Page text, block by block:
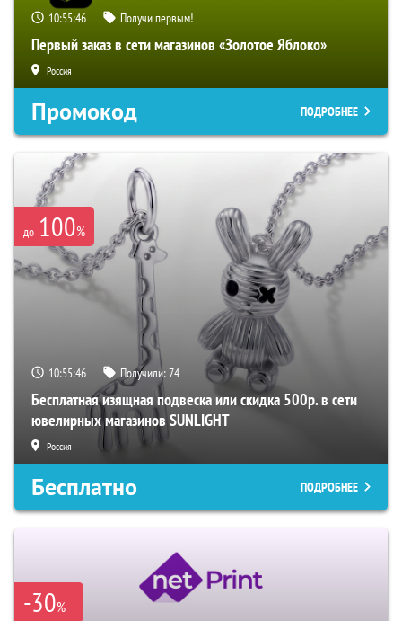
10:55:45 Получи первым!
Первый заказ в сети магазинов «Золотое Яблоко»
Россия
Промокод ПОДРОБНЕЕ
до 100%
10:55:45 Получили:74
Бесплатная изящная подвеска или скидка 500р. в сети
ювелирных магазинов SUNLIGHT
Россия
Бесплатно ПОДРОБНЕЕ
-30%